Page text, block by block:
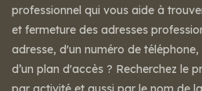
professionnel qui vous aide à
et fermeture des adresses
adresse, d'un numéro de téléphone,
d’un plan d'accès ? Recherchez le